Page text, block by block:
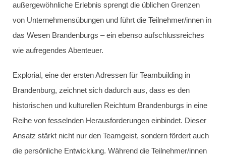
außergewöhnliche Erlebnis sprengt die üblichen Grenzen
von Unternehmensübungen und führt die Teilnehmer/innen in
das Wesen Brandenburgs – ein ebenso aufschlussreiches
wie aufregendes Abenteuer.
Explorial, eine der ersten Adressen für Teambuilding in
Brandenburg, zeichnet sich dadurch aus, dass es den
historischen und kulturellen Reichtum Brandenburgs in eine
Reihe von fesselnden Herausforderungen einbindet. Dieser
Ansatz stärkt nicht nur den Teamgeist, sondern fördert auch
die persönliche Entwicklung. Während die Teilnehmer/innen